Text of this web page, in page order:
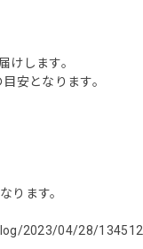
けします。
安となります。
ります。
2023/04/28/134512